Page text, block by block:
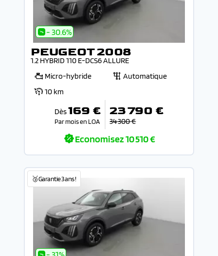
- 30.6%
PEUGEOT 2008
1.2 HYBRID 110 E-DCS6 ALLURE
Micro-hybride
Automatique
10 km
Dès169 €
Par mois en LOA
23 790 €
34 300 €
Economisez10 510 €
🥉Garantie 3 ans !